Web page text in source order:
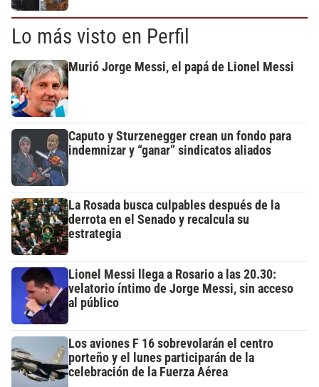
Lo más visto en Perfil
Murió Jorge Messi, el papá de Lionel Messi
Caputo y Sturzenegger crean un fondo para
indemnizar y “ganar” sindicatos aliados
La Rosada busca culpables después de la
derrota en el Senado y recalcula su
estrategia
Lionel Messi llega a Rosario a las 20.30:
velatorio íntimo de Jorge Messi, sin acceso
al público
Los aviones F 16 sobrevolarán el centro
porteño y el lunes participarán de la
celebración de la Fuerza Aérea